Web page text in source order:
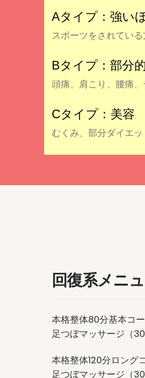
Aタイプ：強い
スポーツをされてい
Bタイプ：部分
頭痛、肩こり、腰痛
Cタイプ：美容
むくみ、部分ダイエ
回復系メニ
本格整体80分基本コ
足つぼマッサージ（
本格整体120分ロング
足つぼマッサージ（